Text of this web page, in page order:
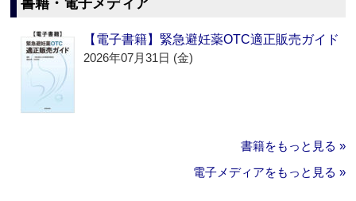
書籍・電子メディア
【電子書籍】緊急避妊薬OTC適正販売ガイド
2026年07月31日 (金)
書籍をもっと見る »
電子メディアをもっと見る »